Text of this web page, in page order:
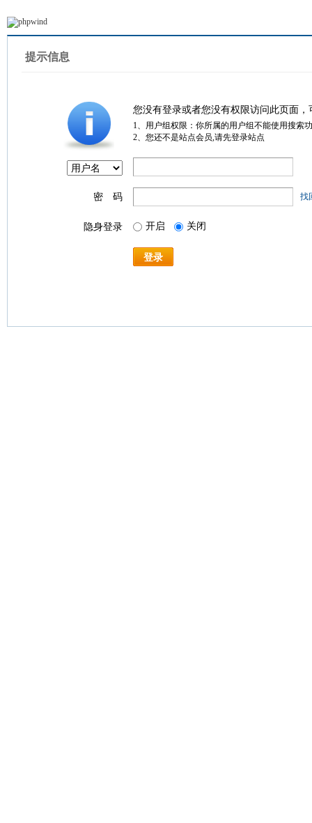
提示信息
您没有登录或者您没有权限访问此页面
1、用户组权限：你所属的用户组不能使用搜索
2、您还不是站点会员,请先登录站点
密 码 找
隐身登录 开启 关闭
登录